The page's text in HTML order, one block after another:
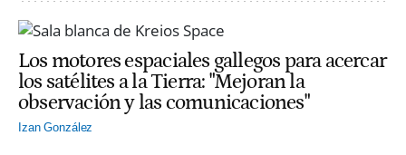
Los motores espaciales gallegos para acercar
los satélites a la Tierra: "Mejoran la
observación y las comunicaciones"
Izan González